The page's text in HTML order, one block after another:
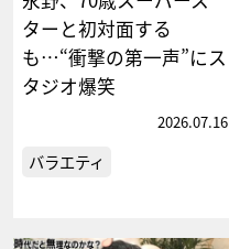
ターと初対面する
も…“衝撃の第一声”にス
タジオ爆笑
2026.07.16
バラエティ